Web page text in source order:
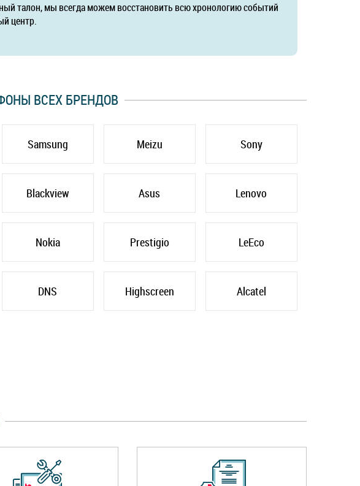
талон, мы всегда можем восстановить всю хронологию событий
центр.
ВСЕХ БРЕНДОВ
Samsung Meizu Sony
Blackview Asus Lenovo
Nokia Prestigio LeEco
DNS Highscreen Alcatel